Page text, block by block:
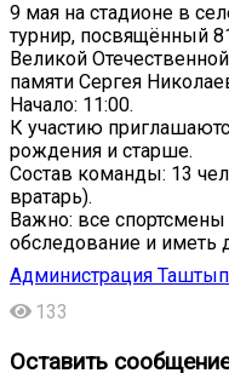
9 мая на стадионе в
турнир, посвящённый
Великой
памяти Сергея
Начало: 11:00.
К участию
рождения и старше.
Состав команды: 13
вратарь).
Важно: все
обследование и иметь
Администрация
133
Оставить